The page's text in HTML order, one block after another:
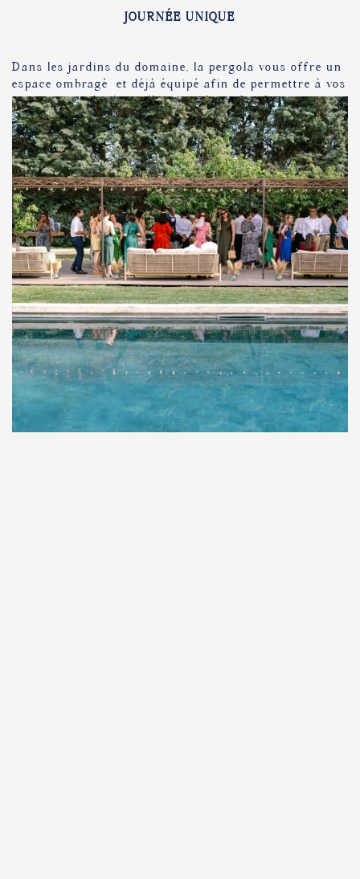
JOURNÉE UNIQUE
Dans les jardins du domaine, la pergola vous offre un
espace ombragé et déjà équipé afin de permettre à vos
prestataires de s’installer pour le cocktail.